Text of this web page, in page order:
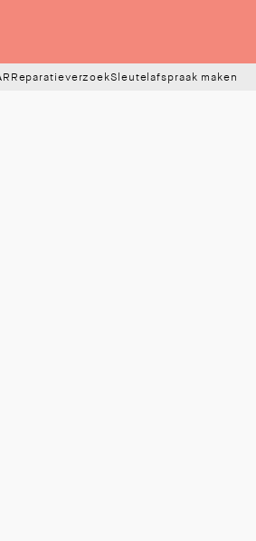
ReparatieverzoekSleutelafspraak maken